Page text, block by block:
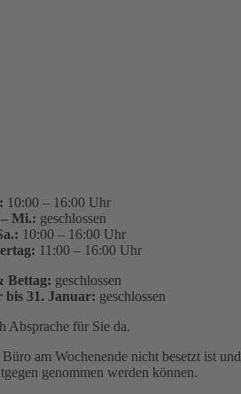
10:00 – 16:00 Uhr
Mi.: geschlossen
10:00 – 16:00 Uhr
11:00 – 16:00 Uhr
Bettag: geschlossen
bis 31. Januar: geschlossen
Absprache für Sie da.
am Wochenende nicht besetzt ist und
genommen werden können.